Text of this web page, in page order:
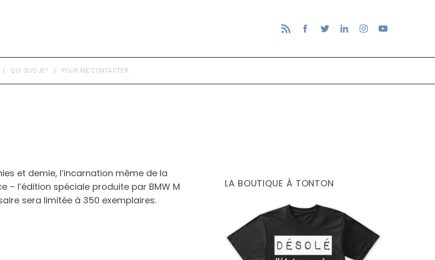
QUI SUIS-JE? POUR ME CONTACTER…
et demie, l’incarnation même de la
l’édition spéciale produite par BMW M
sera limitée à 350 exemplaires.
LA BOUTIQUE À TONTON